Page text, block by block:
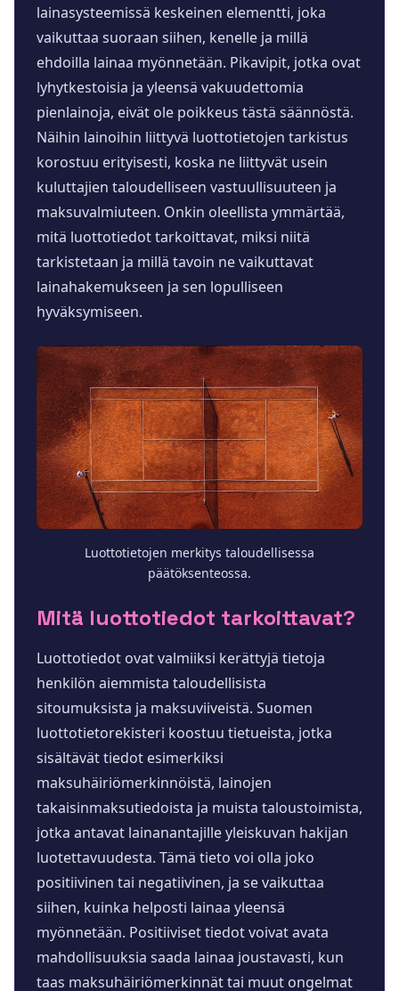
lainasysteemissä keskeinen elementti, joka
vaikuttaa suoraan siihen, kenelle ja millä
ehdoilla lainaa myönnetään. Pikavipit, jotka ovat
lyhytkestoisia ja yleensä vakuudettomia
pienlainoja, eivät ole poikkeus tästä säännöstä.
Näihin lainoihin liittyvä luottotietojen tarkistus
korostuu erityisesti, koska ne liittyvät usein
kuluttajien taloudelliseen vastuullisuuteen ja
maksuvalmiuteen. Onkin oleellista ymmärtää,
mitä luottotiedot tarkoittavat, miksi niitä
tarkistetaan ja millä tavoin ne vaikuttavat
lainahakemukseen ja sen lopulliseen
hyväksymiseen.
Luottotietojen merkitys taloudellisessa
päätöksenteossa.
Mitä luottotiedot tarkoittavat?
Luottotiedot ovat valmiiksi kerättyjä tietoja
henkilön aiemmista taloudellisista
sitoumuksista ja maksuviiveistä. Suomen
luottotietorekisteri koostuu tietueista, jotka
sisältävät tiedot esimerkiksi
maksuhäiriömerkinnöistä, lainojen
takaisinmaksutiedoista ja muista taloustoimista,
jotka antavat lainanantajille yleiskuvan hakijan
luotettavuudesta. Tämä tieto voi olla joko
positiivinen tai negatiivinen, ja se vaikuttaa
siihen, kuinka helposti lainaa yleensä
myönnetään. Positiiviset tiedot voivat avata
mahdollisuuksia saada lainaa joustavasti, kun
taas maksuhäiriömerkinnät tai muut ongelmat